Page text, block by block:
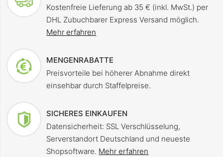
Kostenfreie Lieferung ab 35 € (inkl. MwSt.) per
DHL Zubuchbarer Express Versand möglich.
Mehr erfahren
MENGENRABATTE
Preisvorteile bei höherer Abnahme direkt
einsehbar durch Staffelpreise.
SICHERES EINKAUFEN
Datensicherheit: SSL Verschlüsselung,
Serverstandort Deutschland und neueste
Shopsoftware. Mehr erfahren